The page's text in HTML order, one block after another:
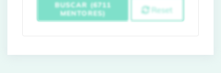
BUSCAR (6711
MENTORES)
Reset